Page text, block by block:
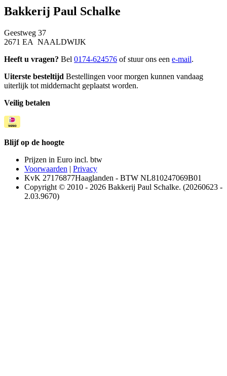
Bakkerij Paul Schalke
Geestweg 37
2671 EA NAALDWIJK
Heeft u vragen? Bel 0174-624576 of stuur ons een e-mail.
Uiterste besteltijd Bestellingen voor morgen kunnen vandaag
uiterlijk tot middernacht geplaatst worden.
Veilig betalen
Blijf op de hoogte
Prijzen in Euro incl. btw
Voorwaarden | Privacy
KvK 27176877Haaglanden - BTW NL810247069B01
Copyright © 2010 - 2026 Bakkerij Paul Schalke. (20260623 -
2.03.9670)